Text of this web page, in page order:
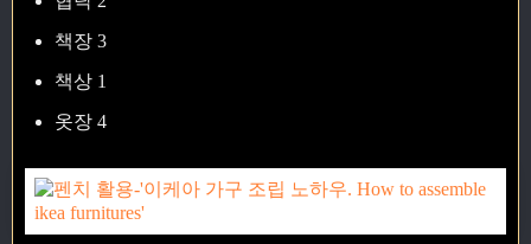
책장 3
책상 1
옷장 4